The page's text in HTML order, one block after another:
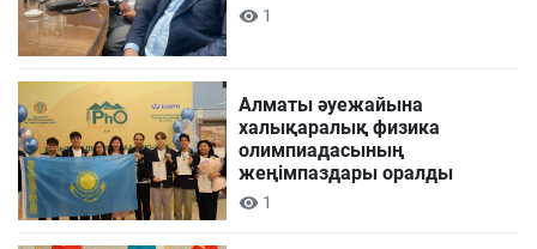
1
Алматы әуежайына
халықаралық физика
олимпиадасының
жеңімпаздары оралды
1